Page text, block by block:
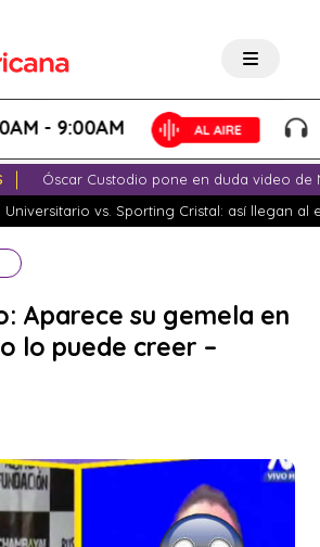
- 9:00AM Lo
Óscar Custodio pone en duda video de
Universitario vs. Sporting Cristal: así llegan al
Aparece su gemela en
lo puede creer –